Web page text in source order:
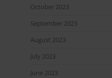
October 2023
September 2023
August 2023
July 2023
June 2023